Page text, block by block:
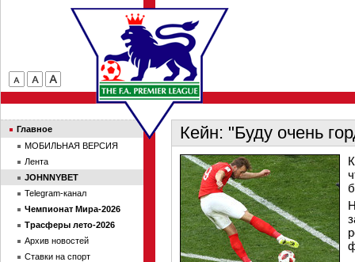
Кейн: "Буду очень
Главное
МОБИЛЬНАЯ ВЕРСИЯ
Лента
JOHNNYBET
Telegram-канал
Чемпионат Мира-2026
Трасферы лето-2026
Архив новостей
Ставки на спорт